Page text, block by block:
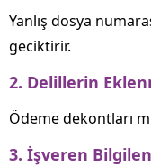
Yanlış dosya
geciktirir.
2. Delillerin
Ödeme dekontları
3. İşveren